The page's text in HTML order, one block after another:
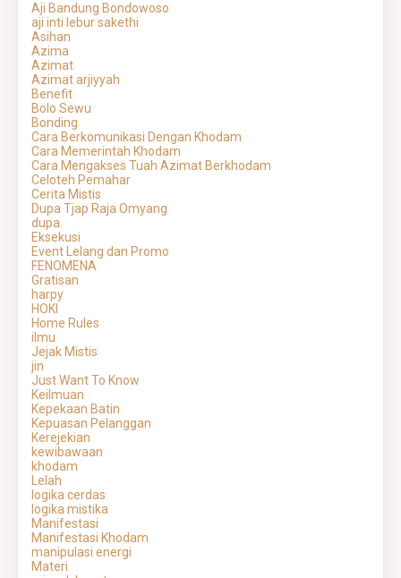
Aji Bandung Bondowoso
aji inti lebur sakethi
Asihan
Azima
Azimat
Azimat arjiyyah
Benefit
Bolo Sewu
Bonding
Cara Berkomunikasi Dengan Khodam
Cara Memerintah Khodam
Cara Mengakses Tuah Azimat Berkhodam
Celoteh Pemahar
Cerita Mistis
Dupa Tjap Raja Omyang
dupa.
Eksekusi
Event Lelang dan Promo
FENOMENA
Gratisan
harpy
HOKI
Home Rules
ilmu
Jejak Mistis
jin
Just Want To Know
Keilmuan
Kepekaan Batin
Kepuasan Pelanggan
Kerejekian
kewibawaan
khodam
Lelah
logika cerdas
logika mistika
Manifestasi
Manifestasi Khodam
manipulasi energi
Materi